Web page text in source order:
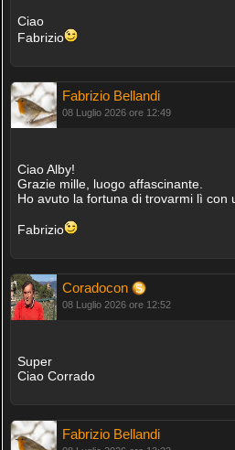
Ciao
Fabrizio
Fabrizio Bellandi
08 Luglio 2026 ore 12:49
Ciao Alby!
Grazie mille, luogo affascinante.
Ho avuto la fortuna di trovarmi lì con
Fabrizio
Coradocon
08 Luglio 2026 ore 12:52
Super
Ciao Corrado
Fabrizio Bellandi